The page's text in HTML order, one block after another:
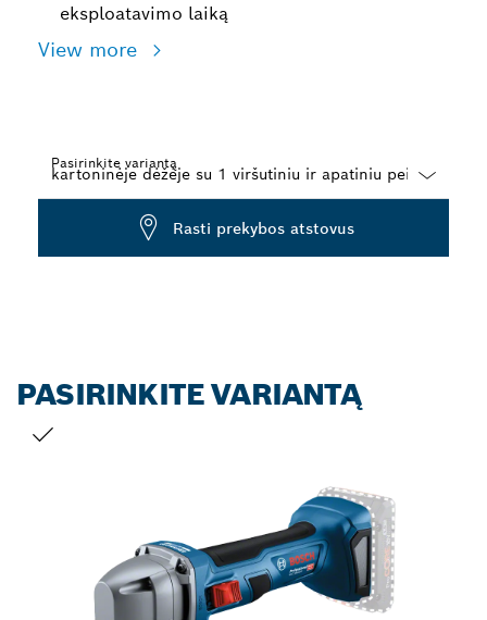
eksploatavimo laiką
View more
Pasirinkite variantą
Rasti prekybos atstovus
PASIRINKITE VARIANTĄ